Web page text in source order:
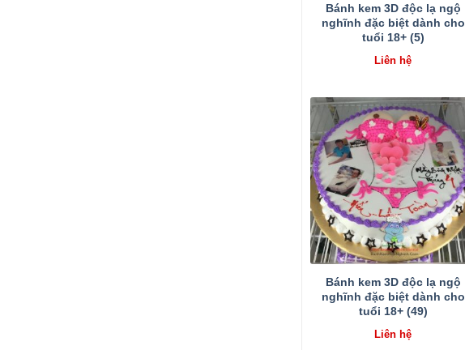
Bánh kem 3D độc lạ ngộ
nghĩnh đặc biệt dành cho
tuổi 18+ (5)
Liên hệ
Bánh kem 3D độc lạ ngộ
nghĩnh đặc biệt dành cho
tuổi 18+ (49)
Liên hệ